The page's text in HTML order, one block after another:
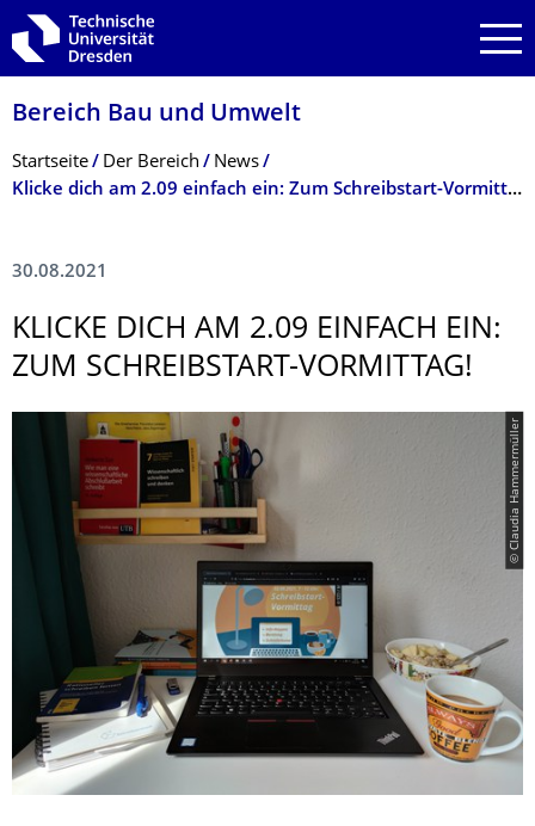
Zur Hauptnavigation springen
Zur Suche springen
Zum Inhalt springen
Bereich Bau und Umwelt
Breadcrumb-Menü
Startseite Der Bereich
News
Klicke dich am 2.09 einfach ein: Zum Schreibstart-Vormittag!
30.08.2021
KLICKE DICH AM 2.09 EINFACH EIN:
ZUM SCHREIBSTART-VORMITTAG!
© Claudia Hammermüller